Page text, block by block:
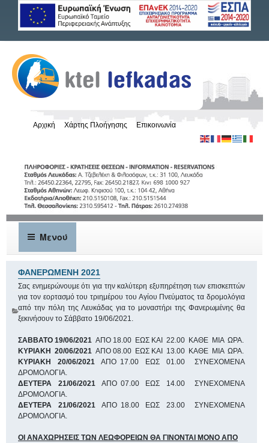
Αρχική Χάρτης Πλοήγησης Επικοινωνία
Μενού
ΦΑΝΕΡΩΜΕΝΗ 2021
Σας ενημερώνουμε ότι για την καλύτερη εξυπηρέτηση των επισκεπτών
για τον εορτασμό του τριημέρου του Αγίου Πνεύματος τα δρομολόγια
από την πόλη της Λευκάδας για το μοναστήρι της Φανερωμένης θα
ξεκινήσουν το Σάββατο 19/06/2021.
ΣΑΒΒΑΤΟ 19/06/2021 ΑΠΟ 18.00 ΕΩΣ ΚΑΙ 22.00 ΚΑΘΕ ΜΙΑ ΩΡΑ.
ΚΥΡΙΑΚΗ 20/06/2021 ΑΠΟ 08.00 ΕΩΣ ΚΑΙ 13.00 ΚΑΘΕ ΜΙΑ ΩΡΑ.
ΚΥΡΙΑΚΗ 20/06/2021 ΑΠΟ 17.00 ΕΩΣ 01.00 ΣΥΝΕΧΟΜΕΝΑ
ΔΡΟΜΟΛΟΓΙΑ.
ΔΕΥΤΕΡΑ 21/06/2021ΑΠΟ 07.00 ΕΩΣ 14.00 ΣΥΝΕΧΟΜΕΝΑ
ΔΡΟΜΟΛΟΓΙΑ.
ΔΕΥΤΕΡΑ 21/06/2021ΑΠΟ 18.00 ΕΩΣ 23.00 ΣΥΝΕΧΟΜΕΝΑ
ΔΡΟΜΟΛΟΓΙΑ.
ΟΙ ΑΝΑΧΩΡΗΣΕΙΣ ΤΩΝ ΛΕΩΦΟΡΕΙΩΝ ΘΑ ΓΙΝΟΝΤΑΙ ΜΟΝΟ ΑΠΟ